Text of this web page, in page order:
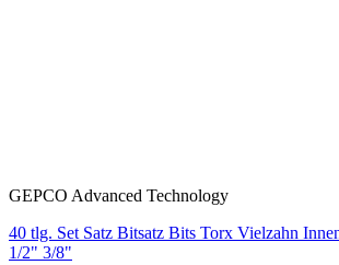
GEPCO Advanced Technology
40 tlg. Set Satz Bitsatz Bits Torx Vielzahn
1/2" 3/8"